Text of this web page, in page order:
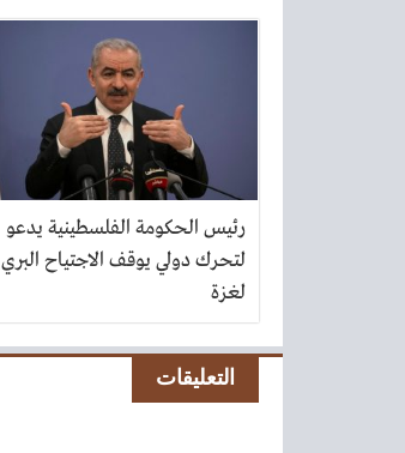
رئيس الحكومة الفلسطينية يدعو
لتحرك دولي يوقف الاجتياح البري
لغزة
التعليقات